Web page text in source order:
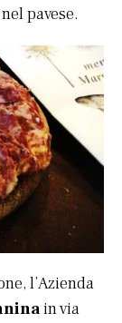
pavese.
l’Azienda
in via